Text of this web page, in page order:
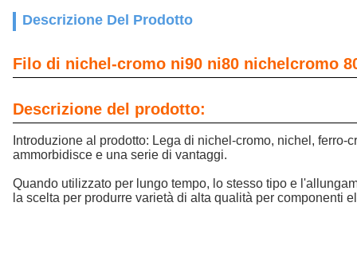
Descrizione Del Prodotto
Filo di nichel-cromo ni90 ni80 nichelcromo
Descrizione del prodotto:
Introduzione al prodotto: Lega di nichel-cromo, nichel,
ammorbidisce e una serie di vantaggi.
Quando utilizzato per lungo tempo, lo stesso tipo e
la scelta per produrre varietà di alta qualità per componenti